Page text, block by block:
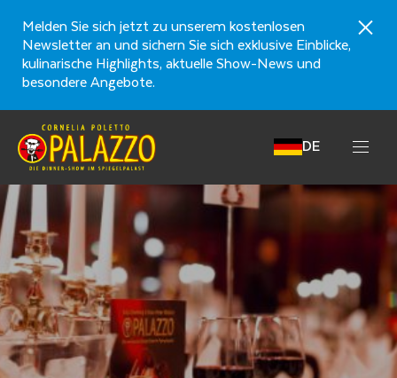
Melden Sie sich jetzt zu unserem kostenlosen
Newsletter an und sichern Sie sich exklusive Einblicke,
kulinarische Highlights, aktuelle Show-News und
besondere Angebote.
DE